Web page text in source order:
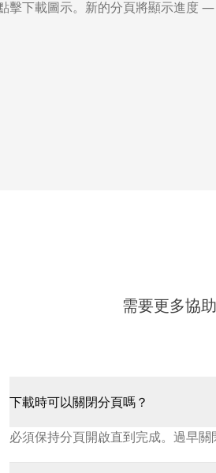
擊下載圖示。新的分頁將顯示進度
需要更多協
下載時可以關閉分頁嗎？
必須保持分頁開啟直到完成。過早關